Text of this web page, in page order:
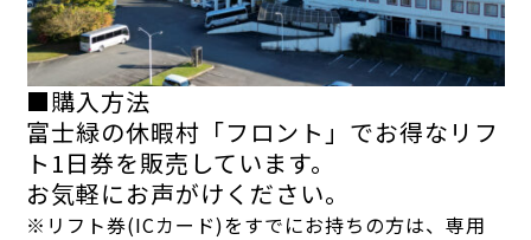
■購入方法
富士緑の休暇村「フロント」でお得なリフ
ト1日券を販売しています。
お気軽にお声がけください。
※リフト券(ICカード)をすでにお持ちの方は、専用